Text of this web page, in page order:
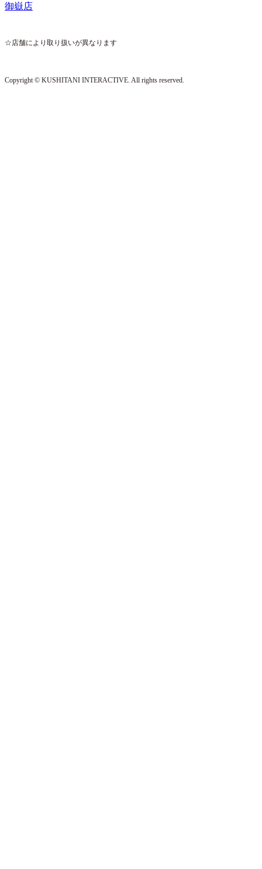
御嶽店
☆店舗により取り扱いが異なります
Copyright © KUSHITANI INTERACTIVE. All rights reserved.